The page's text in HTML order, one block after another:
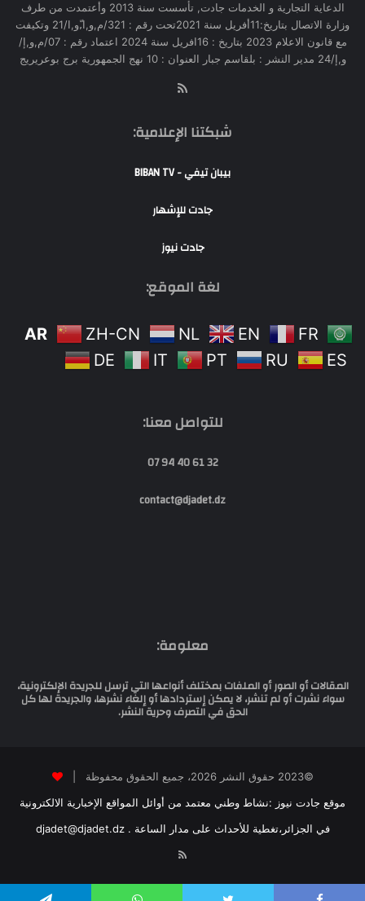
الدعاية التجارية و الخدمات جادت, تأسست سنة 2013 وأعتمدت من طرف
وزارة الاتصال بتاريخ:11أفريل سنة 2021تحت رقم : 321/م,و,ا,ّو,ا/21 وتكيفت
مع قانون الاعلام 2023 بتاريخ : 16افريل سنة 2024 اعتماد رقم : 07/م,و,إ/
و,إ/24 مدير النشر : بلقاسم جبار العنوان : 10 نهج الجمهورية برج بوعريريج
شبكتنا الإعلامية:
بيبان تيفي - BIBAN TV
جادت للإشهار
جادت نيوز
لغة الموقع:
AR ZH-CN NL EN
FR
DE
IT PT RU ES
للتواصل معنا:
32 61 40 94 07
contact@djadet.dz
معلومة:
المقالات أو الصور أو الملفات بمختلف أنواعها التي ترسل للجريدة الإلكترونية،
سواء نشرت أو لم تنشر، لا يمكن إستردادها أو إلغاء نشرها، والجريدة لها كل
الحق في التصرف وحرية النشر.
©2023 حقوق النشر 2026، جميع الحقوق محفوظة |
موقع جادت نيوز :نشاط وطني معتمد من أوائل المواقع الإخبارية الالكترونية
في الجزائر،تغطية للأحداث على مدار الساعة . djadet@djadet.dz
RSS